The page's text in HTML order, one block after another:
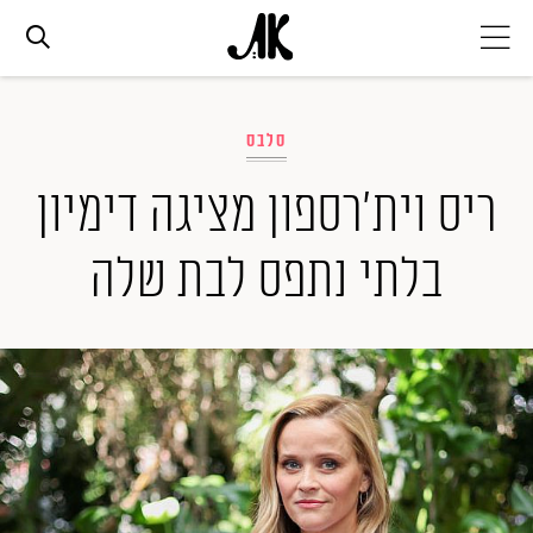
אופנה
ביוטי
סלבס
ערוצים נוספים
המגזין
סלבס
ריס וית'רספון מציגה דימיון
בלתי נתפס לבת שלה